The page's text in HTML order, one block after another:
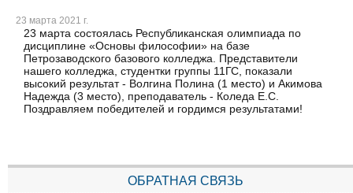
23 марта 2021 г.
23 марта состоялась Республиканская олимпиада по
дисциплине «Основы философии» на базе
Петрозаводского базового колледжа. Представители
нашего колледжа, студентки группы 11ГС, показали
высокий результат - Волгина Полина (1 место) и Акимова
Надежда (3 место), преподаватель - Коледа Е.С.
Поздравляем победителей и гордимся результатами!
ОБРАТНАЯ СВЯЗЬ